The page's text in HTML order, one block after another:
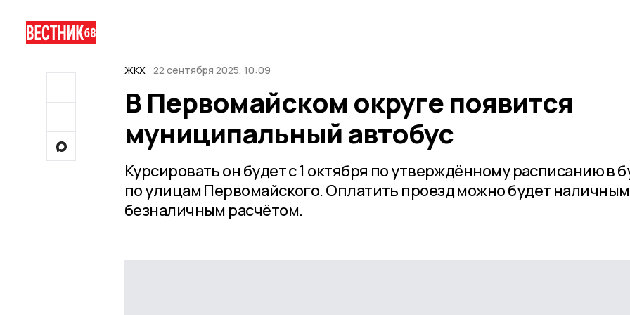
ЖКХ 22 сентября 2025, 10:09
В Первомайском округе появится
муниципальный автобус
Курсировать он будет с 1 октября по утверждённому расписанию в
по улицам Первомайского. Оплатить проезд можно будет
безналичным расчётом.